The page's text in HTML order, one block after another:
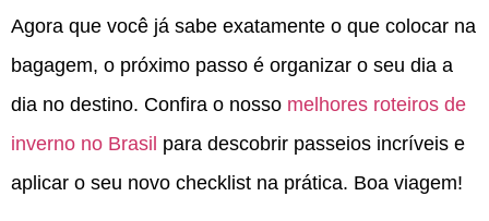
Agora que você já sabe exatamente o que colocar na
bagagem, o próximo passo é organizar o seu dia a
dia no destino. Confira o nosso melhores roteiros de
inverno no Brasil para descobrir passeios incríveis e
aplicar o seu novo checklist na prática. Boa viagem!